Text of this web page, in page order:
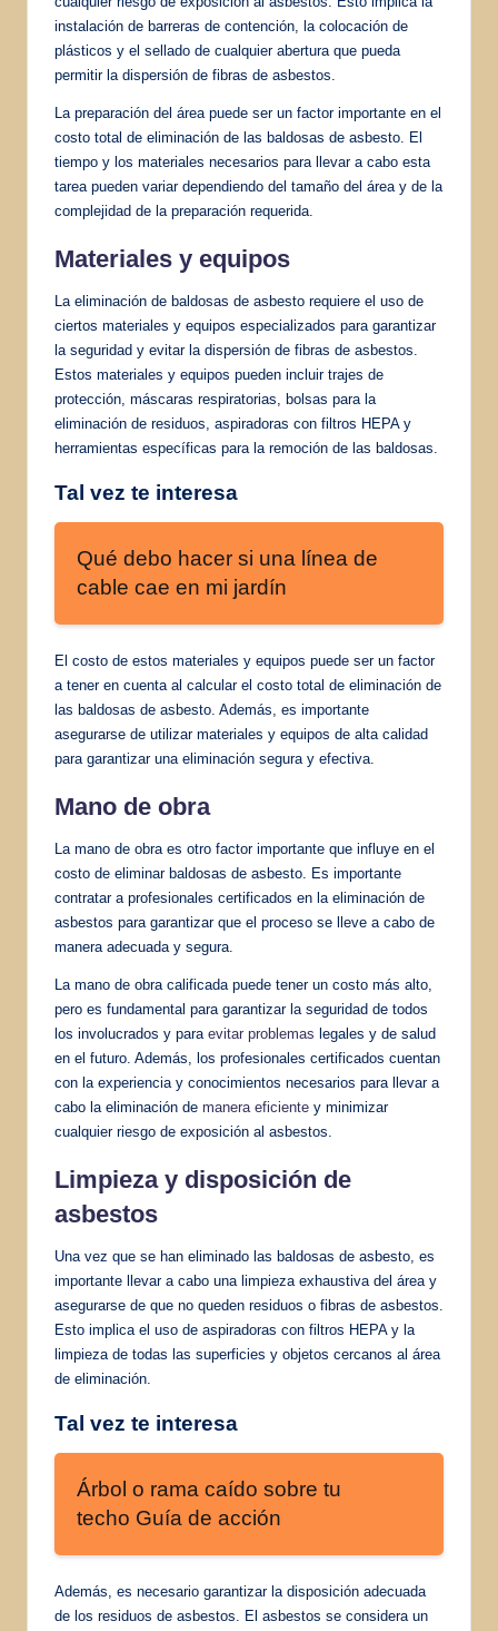
instalación de barreras de contención, la colocación de
plásticos y el sellado de cualquier abertura que pueda
permitir la dispersión de fibras de asbestos.
La preparación del área puede ser un factor importante en el
costo total de eliminación de las baldosas de asbesto. El
tiempo y los materiales necesarios para llevar a cabo esta
tarea pueden variar dependiendo del tamaño del área y de la
complejidad de la preparación requerida.
Materiales y equipos
La eliminación de baldosas de asbesto requiere el uso de
ciertos materiales y equipos especializados para garantizar
la seguridad y evitar la dispersión de fibras de asbestos.
Estos materiales y equipos pueden incluir trajes de
protección, máscaras respiratorias, bolsas para la
eliminación de residuos, aspiradoras con filtros HEPA y
herramientas específicas para la remoción de las baldosas.
Tal vez te interesa
Qué debo hacer si una línea de
cable cae en mi jardín
El costo de estos materiales y equipos puede ser un factor
a tener en cuenta al calcular el costo total de eliminación de
las baldosas de asbesto. Además, es importante
asegurarse de utilizar materiales y equipos de alta calidad
para garantizar una eliminación segura y efectiva.
Mano de obra
La mano de obra es otro factor importante que influye en el
costo de eliminar baldosas de asbesto. Es importante
contratar a profesionales certificados en la eliminación de
asbestos para garantizar que el proceso se lleve a cabo de
manera adecuada y segura.
La mano de obra calificada puede tener un costo más alto,
pero es fundamental para garantizar la seguridad de todos
los involucrados y para evitar problemas legales y de salud
en el futuro. Además, los profesionales certificados cuentan
con la experiencia y conocimientos necesarios para llevar a
cabo la eliminación de manera eficiente y minimizar
cualquier riesgo de exposición al asbestos.
Limpieza y disposición de
asbestos
Una vez que se han eliminado las baldosas de asbesto, es
importante llevar a cabo una limpieza exhaustiva del área y
asegurarse de que no queden residuos o fibras de asbestos.
Esto implica el uso de aspiradoras con filtros HEPA y la
limpieza de todas las superficies y objetos cercanos al área
de eliminación.
Tal vez te interesa
Árbol o rama caído sobre tu
techo Guía de acción
Además, es necesario garantizar la disposición adecuada
de los residuos de asbestos. El asbestos se considera un